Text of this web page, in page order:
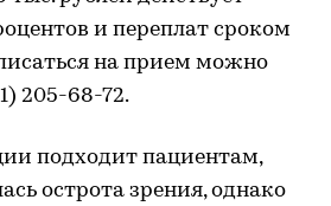
и переплат сроком
на прием можно
205-68-72.
подходит пациентам,
острота зрения, однако